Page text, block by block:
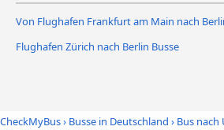
Von Flughafen Frankfurt am Main nach
Flughafen Zürich nach Berlin Busse
CheckMyBus› Busse in Deutschland › Bus nach